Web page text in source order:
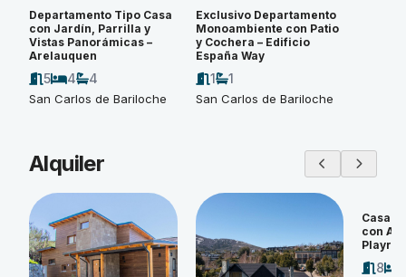
Departamento Tipo Casa
con Jardín, Parrilla y
Vistas Panorámicas –
Arelauquen
5 4 4
San Carlos de Bariloche
Exclusivo Departamento
Monoambiente con Patio
y Cochera – Edificio
España Way
1 1
San Carlos de Bariloche
Alquiler
Casa
con
8